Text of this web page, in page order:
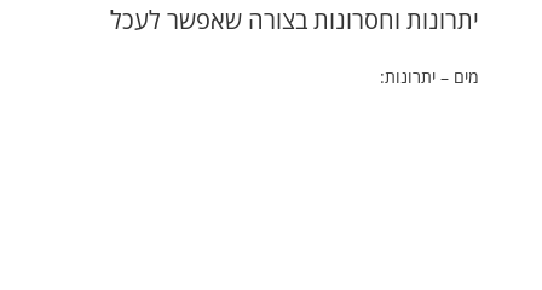
יתרונות וחסרונות בצורה שאפשר לעכל
מים – יתרונות: